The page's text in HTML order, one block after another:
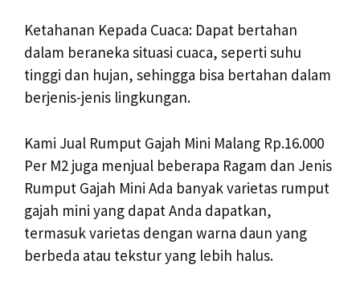
Ketahanan Kepada Cuaca: Dapat bertahan
dalam beraneka situasi cuaca, seperti suhu
tinggi dan hujan, sehingga bisa bertahan dalam
berjenis-jenis lingkungan.
Kami Jual Rumput Gajah Mini Malang Rp.16.000
Per M2 juga menjual beberapa Ragam dan Jenis
Rumput Gajah Mini Ada banyak varietas rumput
gajah mini yang dapat Anda dapatkan,
termasuk varietas dengan warna daun yang
berbeda atau tekstur yang lebih halus.